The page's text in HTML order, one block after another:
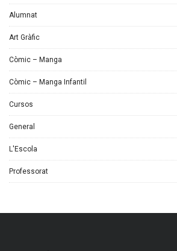
Alumnat
Art Gràfic
Còmic – Manga
Còmic – Manga Infantil
Cursos
General
L'Escola
Professorat